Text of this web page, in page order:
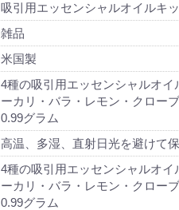
吸引用エッセンシャルオイルキ
雑品
米国製
4種の吸引用エッセンシャルオイ
ーカリ・バラ・レモン・クロー
0.99グラム
高温、多湿、直射日光を避けて
4種の吸引用エッセンシャルオイ
ーカリ・バラ・レモン・クロー
0.99グラム